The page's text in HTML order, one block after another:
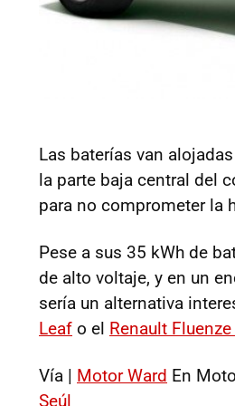
Las baterías van
la parte baja central del
para no comprometer la
Pese a sus 35 kWh de
de alto voltaje, y en un
sería un alternativa
Leaf o el Renault Fluenze
Vía | Motor Ward En
Seúl